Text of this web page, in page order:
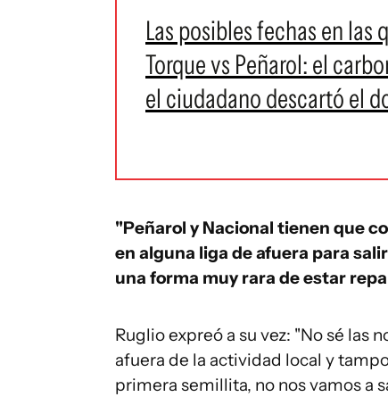
Las posibles fechas en
Torque vs Peñarol: el
el ciudadano descartó el
"Peñarol y Nacional tienen que
en alguna liga de afuera para
una forma muy rara de estar
Ruglio expreó a su vez: "No sé
afuera de la actividad local y
primera semillita, no nos vamos a